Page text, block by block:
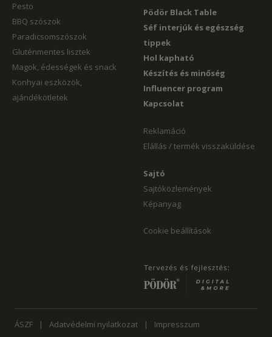
Pesto
BBQ szószok
Paradicsomszószok
Gluténmentes lisztek
Magok, édességek és snack
Konhyai eszközök,
ajándékötletek
ÁSZF Adatvédelmi nyilatkozat Impresszum
Pödör Black Table
Séf interjúk és egészség
tippek
Hol kapható
Készítés és minőség
Influencer program
Kapcsolat
Reklamáció
Elállás / termék visszaküldése
Sajtó
Sajtóközlemények
Képanyag
Cookie beállítások